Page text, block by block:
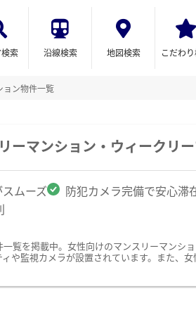
索 沿線検索 地図検索 こだわ
ョン物件一覧
ーマンション・ウィークリ
ムーズ 防犯カメラ完備で安心滞
を掲載中。女性向けのマンスリーマンシ
監視カメラが設置されています。また、